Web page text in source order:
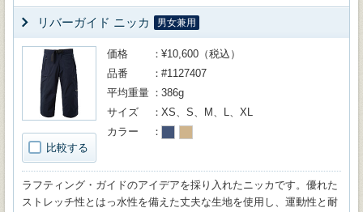
リバーガイド ニッカ 男女兼用
比較する
価格
¥10,600（税込）
品番
#1127407
平均重量
386g
サイズ
XS、S、M、L、XL
カラー
ラフティング・ガイドのアイデアを採り入れたニッカです。優れた
ストレッチ性とはっ水性を備えた丈夫な生地を使用し、運動性と耐